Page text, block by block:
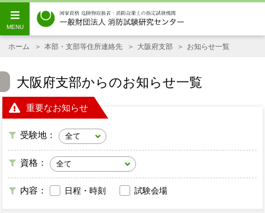
ホーム 本部・支部等住所連絡先 大阪府支部 お知らせ一覧
大阪府支部からのお知らせ一覧
重要なお知らせ
受験地：
資格：
内容： 日程・時刻 試験会場